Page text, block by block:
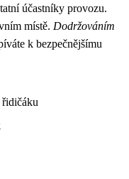
účastníky provozu.
místě. Dodržováním
k bezpečnějšímu